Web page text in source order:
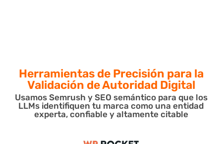
Herramientas de Precisión para la
Validación de Autoridad Digital
Usamos Semrush y SEO semántico para que los
LLMs identifiquen tu marca como una entidad
experta, confiable y altamente citable